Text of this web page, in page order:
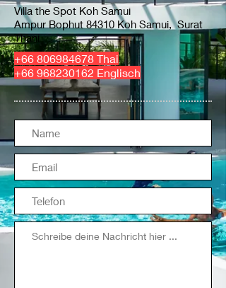
Villa the Spot Koh Samui
Ampur Bophut 84310 Koh Samui, Surat
Thani
+66 806984678 Thai
+66 968230162 Englisch